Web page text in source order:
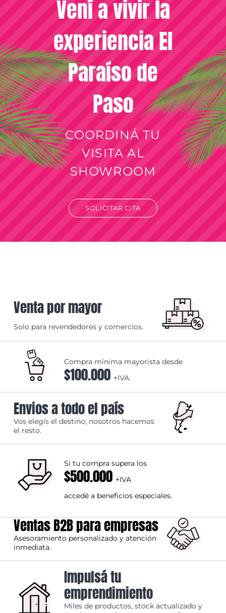
Vení a vivir la
experiencia El
Paraíso de
Paso
COORDINÁ TU
VISITA AL
SHOWROOM
SOLICITAR CITA
Venta por mayor
Solo para revendedores y comercios.
Compra mínima mayorista desde
$100.000 +IVA.
Envios a todo el país
Vos elegís el destino, nosotros hacemos
el resto.
Si tu compra supera los
$500.000 +IVA
accedé a beneficios especiales.
Ventas B2B para empresas
Asesoramiento personalizado y atención
inmediata.
Impulsá tu
emprendimiento
Miles de productos, stock actualizado y